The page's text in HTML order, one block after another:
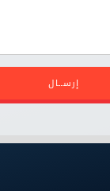
إرســال